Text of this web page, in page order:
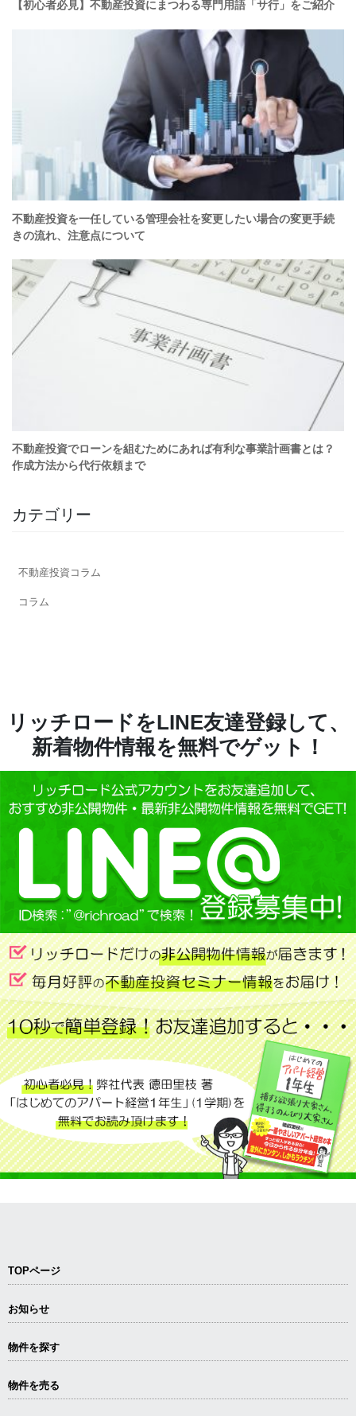
カテゴリー
不動産投資コラム
コラム
リッチロードをLINE友達登録して、
新着物件情報を無料でゲット！
TOPページ
お知らせ
物件を探す
物件を売る